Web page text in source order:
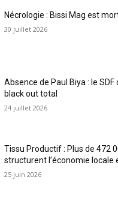
Nécrologie : Bissi Mag est
30 juillet 2026
Absence de Paul Biya : le SDF
black out total
24 juillet 2026
Tissu Productif : Plus de 472
structurent l’économie locale
25 juin 2026